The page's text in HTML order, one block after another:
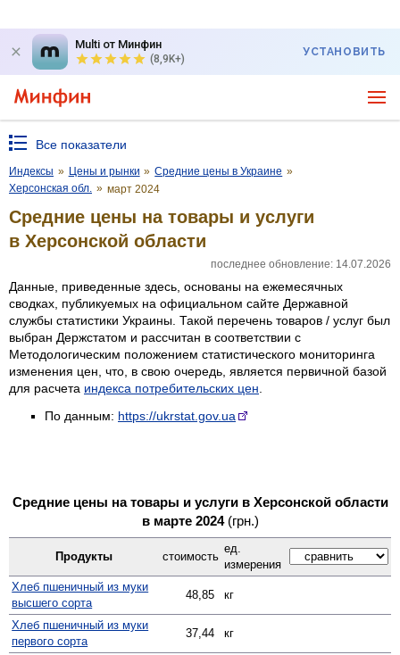
Multi от Минфин
(8,9K+)
УСТАНОВИТЬ
Все показатели
Индексы » Цены и рынки » Средние цены в Украине »
Херсонская обл. » март 2024
Средние цены на товары и услуги
в Херсонской области
последнее обновление: 14.07.2026
Данные, приведенные здесь, основаны на ежемесячных
сводках, публикуемых на официальном сайте Державной
службы статистики Украины. Такой перечень товаров / услуг был
выбран Держстатом и рассчитан в соответствии с
Методологическим положением статистического мониторинга
изменения цен, что, в свою очередь, является первичной базой
для расчета индекса потребительских цен
По данным: https://ukrstat.gov.ua
Средние цены на товары и услуги в Херсонской области
в марте 2024 (грн.)
Продукты стоимость
ед.
измерения
Хлеб пшеничный из муки
высшего сорта
48,85 кг
Хлеб пшеничный из муки
первого сорта
37,44 кг